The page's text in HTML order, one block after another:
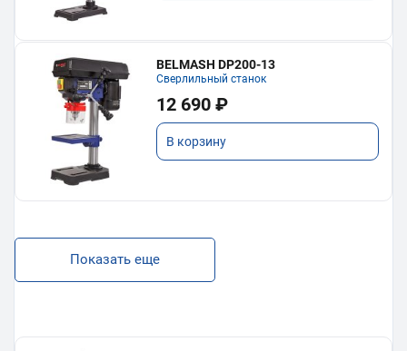
BELMASH DP200-13
Сверлильный станок
12 690 ₽
В корзину
Показать еще